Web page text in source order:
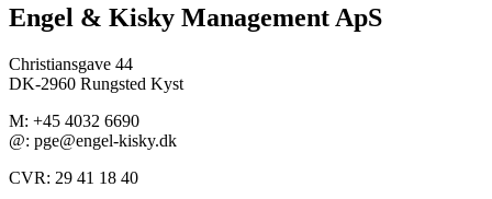
Engel & Kisky Management ApS
Christiansgave 44
DK-2960 Rungsted Kyst
M: +45 4032 6690
@: pge@engel-kisky.dk
CVR: 29 41 18 40